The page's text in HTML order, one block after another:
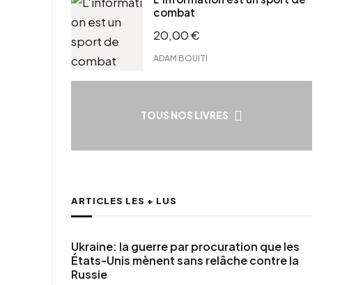
combat
20,00€
ADAM BOUITI
TOUS NOS LIVRES
ARTICLES LES + LUS
Ukraine: la guerre par procuration que les
États-Unis mènent sans relâche contre la
Russie